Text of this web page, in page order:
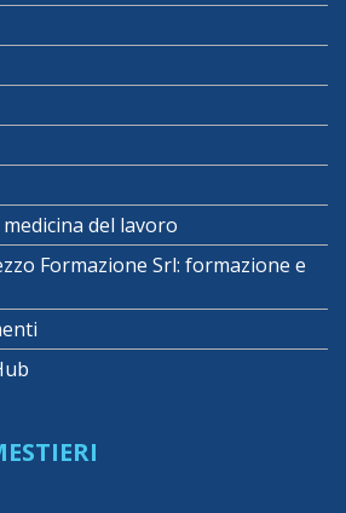
del lavoro
Formazione Srl: formazione e